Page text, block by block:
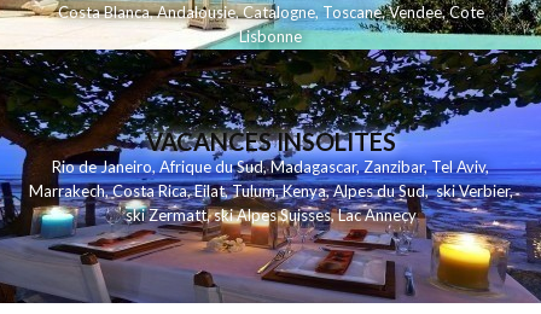
Costa Blanca,Andalousie,Catalogne,Toscane,Vendee,Cote
Lisbonne
VACANCES INSOLITES
Rio de Janeiro,Afrique du Sud,Madagascar,Zanzibar,Tel Aviv,
Marrakech,Costa Rica,Eilat,Tulum,Kenya,Alpes du Sud,ski Verbier,
ski Zermatt,ski Alpes Suisses,Lac Annecy